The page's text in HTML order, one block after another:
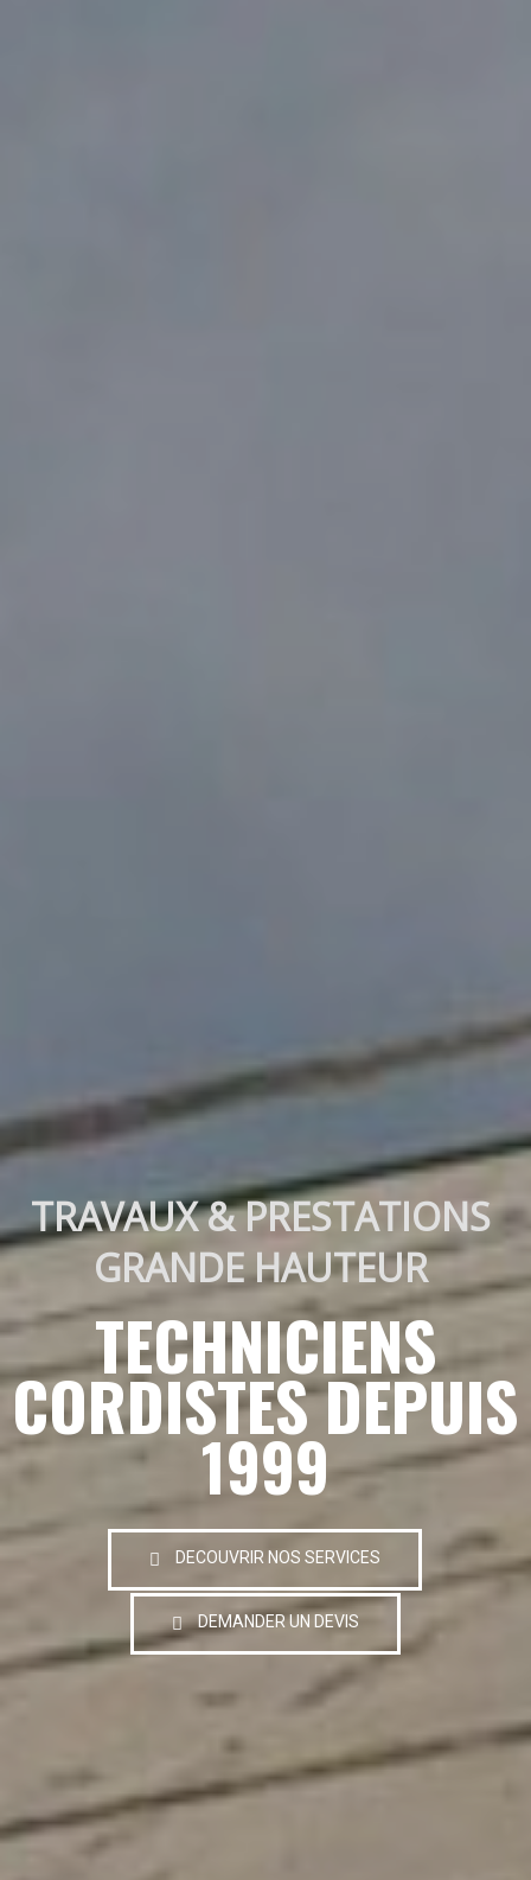
TRAVAUX & PRESTATIONS
GRANDE HAUTEUR
TECHNICIENS
CORDISTES DEPUIS
1999
DECOUVRIR NOS SERVICES
DEMANDER UN DEVIS